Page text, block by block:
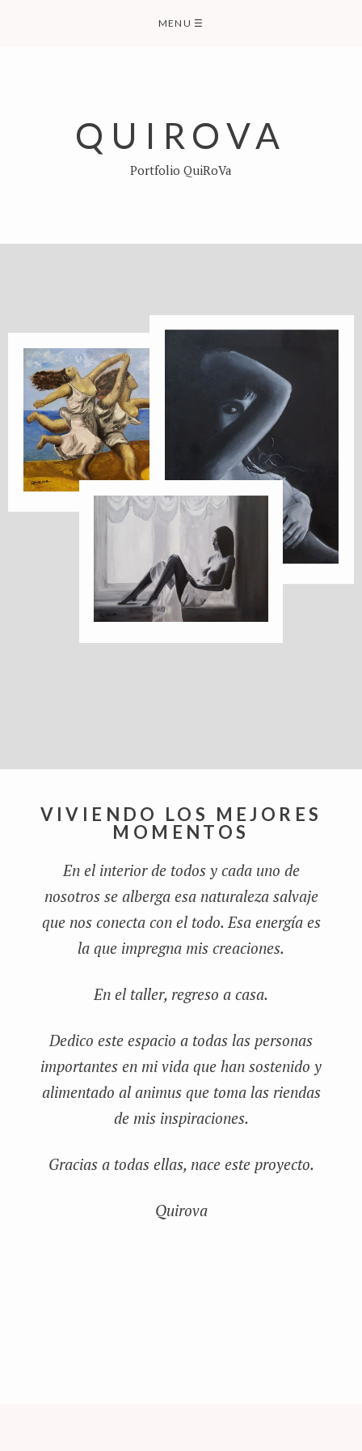
MENU ☰
QUIROVA
Portfolio QuiRoVa
VIVIENDO LOS MEJORES
MOMENTOS
En el interior de todos y cada uno de
nosotros se alberga esa naturaleza salvaje
que nos conecta con el todo. Esa energía es
la que impregna mis creaciones.
En el taller, regreso a casa.
Dedico este espacio a todas las personas
importantes en mi vida que han sostenido y
alimentado al animus que toma las riendas
de mis inspiraciones.
Gracias a todas ellas, nace este proyecto.
Quirova